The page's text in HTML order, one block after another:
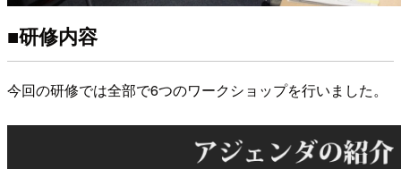
■研修内容
今回の研修では全部で6つのワークショップを行いました。